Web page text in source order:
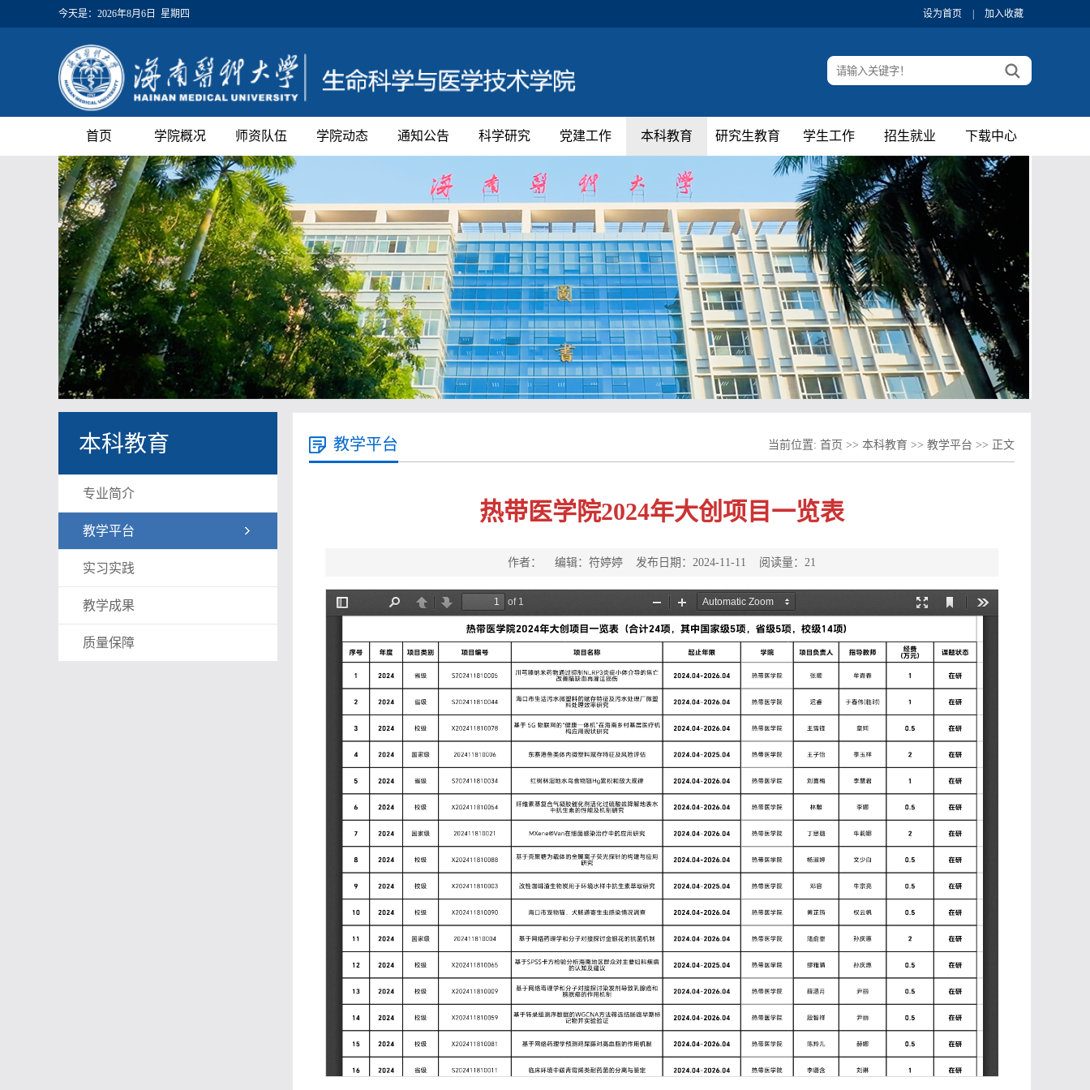
今天是： 2026年8月6日 星期四 设为首页 加入收藏
首页 学院概况 师资队伍 学院动态 通知公告 科学研究 党建工作 本科教育 研究生教育 学生工作 招生就业 下载中心
本科教育
专业简介
教学平台
实习实践
教学成果
质量保障
教学平台 当前位置: 首页 >> 本科教育 >> 教学平台 >> 正文
热带医学院2024年大创项目一览表
作者： 编辑：符婷婷 发布日期：2024-11-11 阅读量： 21